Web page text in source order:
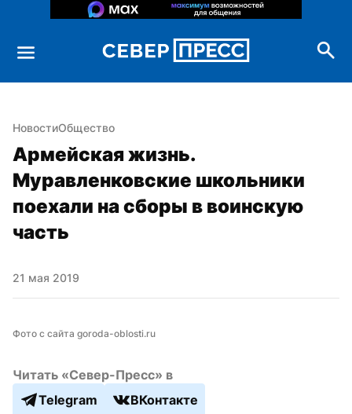
НовостиОбщество
Армейская жизнь.
Муравленковские школьники
поехали на сборы в воинскую
часть
21 мая 2019
Фото с сайта goroda-oblosti.ru
Читать «Север-Пресс» в
Telegram
ВКонтакте